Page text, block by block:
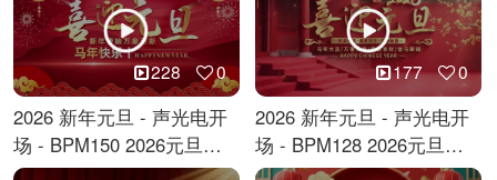
228 0
2026 新年元旦 - 声光电开
场 - BPM150 2026元旦跨
年倒计时
177 0
2026 新年元旦 - 声光电开
场 - BPM128 2026元旦马
年